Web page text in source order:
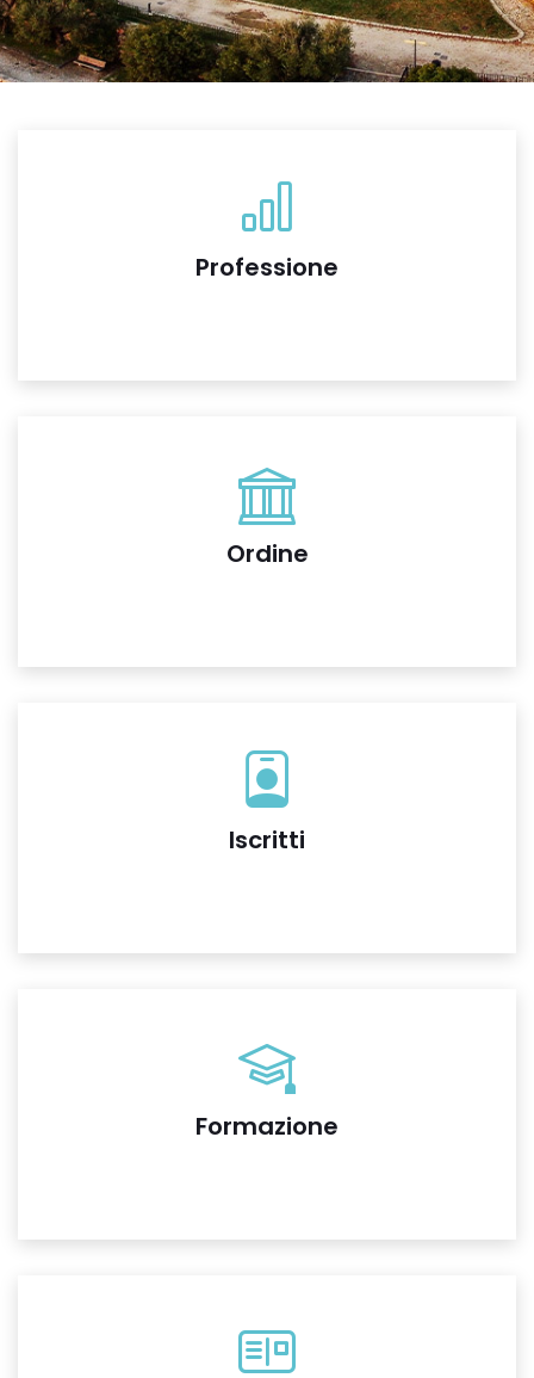
Professione
Ordine
Iscritti
Formazione